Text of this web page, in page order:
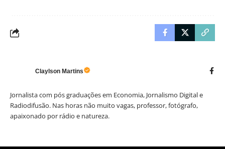
Claylson Martins
Jornalista com pós graduações em Economia, Jornalismo Digital e
Radiodifusão. Nas horas não muito vagas, professor, fotógrafo,
apaixonado por rádio e natureza.